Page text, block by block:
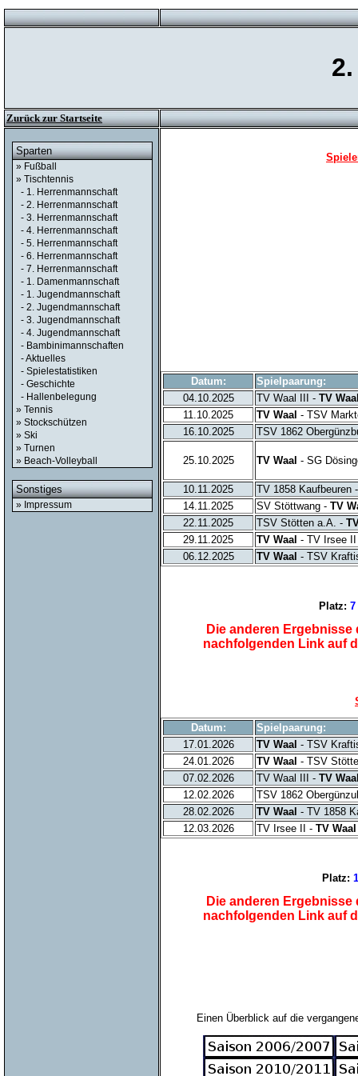
Zurück zur Startseite
Sparten
» Fußball
» Tischtennis
- 1. Herrenmannschaft
- 2. Herrenmannschaft
- 3. Herrenmannschaft
- 4. Herrenmannschaft
- 5. Herrenmannschaft
- 6. Herrenmannschaft
- 7. Herrenmannschaft
- 1. Damenmannschaft
- 1. Jugendmannschaft
- 2. Jugendmannschaft
- 3. Jugendmannschaft
- 4. Jugendmannschaft
- Bambinimannschaften
- Aktuelles
- Spielestatistiken
- Geschichte
- Hallenbelegung
» Tennis
» Stockschützen
» Ski
» Turnen
» Beach-Volleyball
Sonstiges
» Impressum
Datum:
Spielpaarung:
04.10.2025
TV Waal III - TV
11.10.2025
TV Waal - TSV
16.10.2025
TSV 1862
25.10.2025 TV Waal - SG
10.11.2025
TV 1858 Kaufbeuren
14.11.2025
SV Stöttwang - TV
22.11.2025
TSV Stötten a.A. -
29.11.2025
TV Waal - TV Irsee II
06.12.2025
TV Waal - TSV
Platz: 7
Die anderen
nachfolgenden Link auf
Datum:
Spielpaarung:
17.01.2026
TV Waal - TSV
24.01.2026
TV Waal - TSV
07.02.2026
TV Waal III - TV
12.02.2026
TSV 1862
28.02.2026
TV Waal - TV 1858
12.03.2026
TV Irsee II - TV Waal
Platz: 1
Die anderen
nachfolgenden Link auf
Einen Überblick auf die